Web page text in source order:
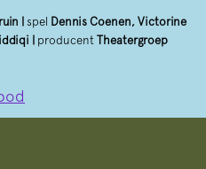
| spel Dennis Coenen, Victorine
| producent Theatergroep